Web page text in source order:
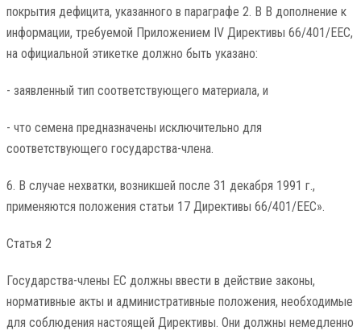
покрытия дефицита, указанного в параграфе 2. В В дополнение к
информации, требуемой Приложением IV Директивы 66/401/EEC,
на официальной этикетке должно быть указано:
- заявленный тип соответствующего материала, и
- что семена предназначены исключительно для
соответствующего государства-члена.
6. В случае нехватки, возникшей после 31 декабря 1991 г.,
применяются положения статьи 17 Директивы 66/401/ЕЕС».
Статья 2
Государства-члены ЕС должны ввести в действие законы,
нормативные акты и административные положения, необходимые
для соблюдения настоящей Директивы. Они должны немедленно